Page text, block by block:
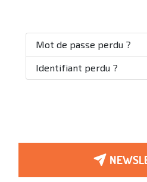
Mot de passe perdu ?
Identifiant perdu ?